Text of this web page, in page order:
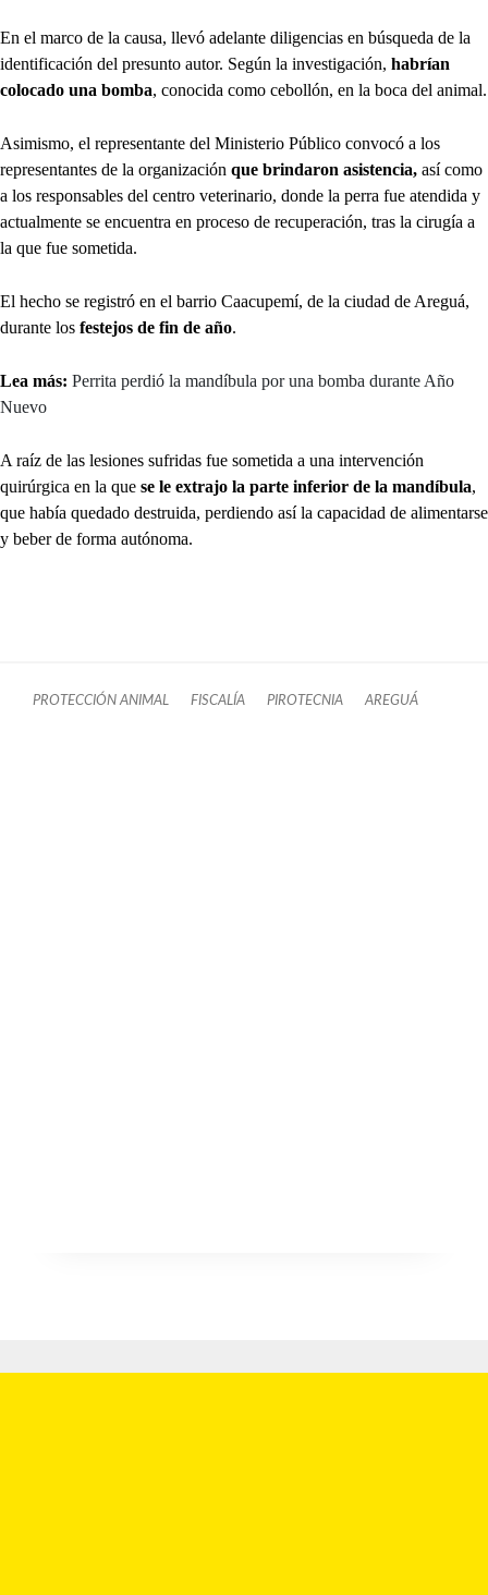
En el marco de la causa, llevó adelante diligencias en búsqueda de la
identificación del presunto autor. Según la investigación, habrían
colocado una bomba, conocida como cebollón, en la boca del animal.
Asimismo, el representante del Ministerio Público convocó a los
representantes de la organización que brindaron asistencia, así como
a los responsables del centro veterinario, donde la perra fue atendida y
actualmente se encuentra en proceso de recuperación, tras la cirugía a
la que fue sometida.
El hecho se registró en el barrio Caacupemí, de la ciudad de Areguá,
durante los festejos de fin de año.
Lea más: Perrita perdió la mandíbula por una bomba durante Año
Nuevo
A raíz de las lesiones sufridas fue sometida a una intervención
quirúrgica en la que se le extrajo la parte inferior de la mandíbula,
que había quedado destruida, perdiendo así la capacidad de alimentarse
y beber de forma autónoma.
PROTECCIÓN ANIMAL FISCALÍA PIROTECNIA AREGUÁ